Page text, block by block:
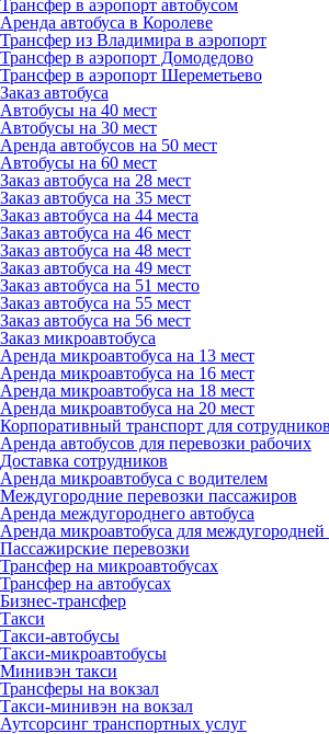
Трансфер в аэропорт автобусом
Аренда автобуса в Королеве
Трансфер из Владимира в аэропорт
Трансфер в аэропорт Домодедово
Трансфер в аэропорт Шереметьево
Заказ автобуса
Автобусы на 40 мест
Автобусы на 30 мест
Аренда автобусов на 50 мест
Автобусы на 60 мест
Заказ автобуса на 28 мест
Заказ автобуса на 35 мест
Заказ автобуса на 44 места
Заказ автобуса на 46 мест
Заказ автобуса на 48 мест
Заказ автобуса на 49 мест
Заказ автобуса на 51 место
Заказ автобуса на 55 мест
Заказ автобуса на 56 мест
Заказ микроавтобуса
Аренда микроавтобуса на 13 мест
Аренда микроавтобуса на 16 мест
Аренда микроавтобуса на 18 мест
Аренда микроавтобуса на 20 мест
Корпоративный транспорт для сотрудников
Аренда автобусов для перевозки рабочих
Доставка сотрудников
Аренда микроавтобуса с водителем
Междугородние перевозки пассажиров
Аренда междугороднего автобуса
Аренда микроавтобуса для междугородней
Пассажирские перевозки
Трансфер на микроавтобусах
Трансфер на автобусах
Бизнес-трансфер
Такси
Такси-автобусы
Такси-микроавтобусы
Минивэн такси
Трансферы на вокзал
Такси-минивэн на вокзал
Аутсорсинг транспортных услуг